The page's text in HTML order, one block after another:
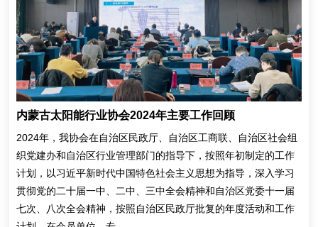
内蒙古太阳能行业协会2024年主要工作回顾
2024年，我协会在自治区民政厅、自治区工商联、自治区社会组
织党建办和自治区行业管理部门的指导下，按照年初制定的工作
计划，以习近平新时代中国特色社会主义思想为指导，深入学习
贯彻党的二十届一中、二中、三中全会精神和自治区党委十一届
七次、八次全会精神，按照自治区民政厅批复的年度活动和工作